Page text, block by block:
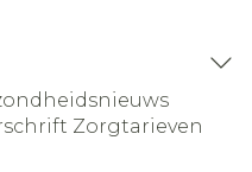
Zorgtarieven